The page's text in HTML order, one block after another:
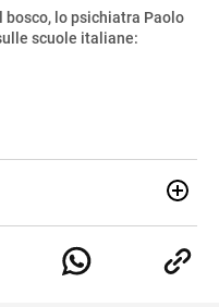
lo psichiatra Paolo
scuole italiane:
la scrittura in un lavoro, e
L’attualità è il mio pane